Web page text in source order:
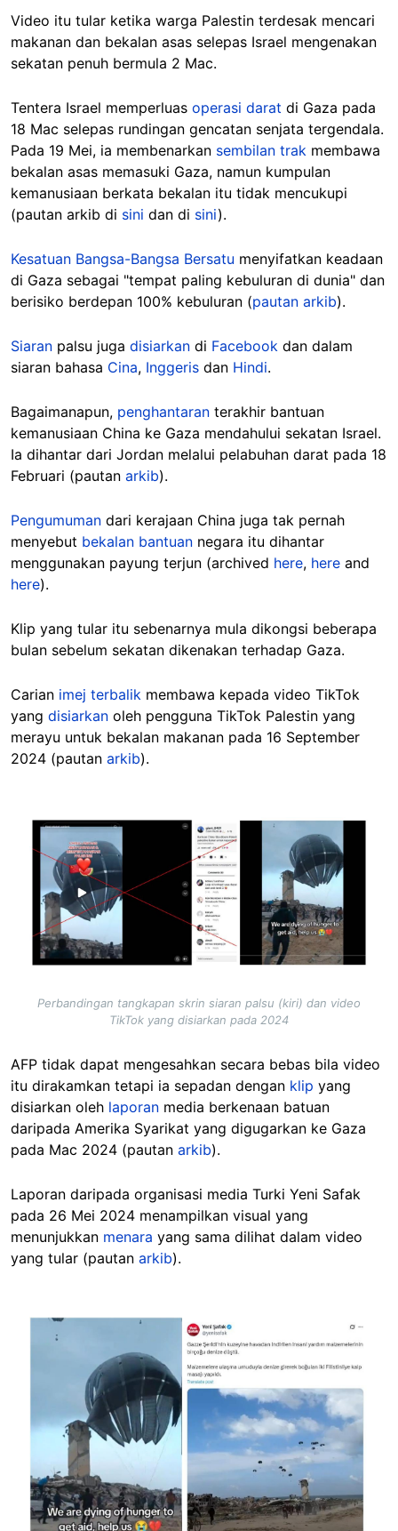
Video itu tular ketika warga Palestin terdesak mencari
makanan dan bekalan asas selepas Israel mengenakan
sekatan penuh bermula 2 Mac.
Tentera Israel memperluas operasi darat di Gaza pada
18 Mac selepas rundingan gencatan senjata tergendala.
Pada 19 Mei, ia membenarkan sembilan trak membawa
bekalan asas memasuki Gaza, namun kumpulan
kemanusiaan berkata bekalan itu tidak mencukupi
(pautan arkib di sini dan di sini).
Kesatuan Bangsa-Bangsa Bersatu menyifatkan keadaan
di Gaza sebagai "tempat paling kebuluran di dunia" dan
berisiko berdepan 100% kebuluran (pautan arkib).
Siaran palsu juga disiarkan di Facebook dan dalam
siaran bahasa Cina, Inggeris dan Hindi.
Bagaimanapun, penghantaran terakhir bantuan
kemanusiaan China ke Gaza mendahului sekatan Israel.
Ia dihantar dari Jordan melalui pelabuhan darat pada 18
Februari (pautan arkib).
Pengumuman dari kerajaan China juga tak pernah
menyebut bekalan bantuan negara itu dihantar
menggunakan payung terjun (archived here, here and
here).
Klip yang tular itu sebenarnya mula dikongsi beberapa
bulan sebelum sekatan dikenakan terhadap Gaza.
Carian imej terbalik membawa kepada video TikTok
yang disiarkan oleh pengguna TikTok Palestin yang
merayu untuk bekalan makanan pada 16 September
2024 (pautan arkib).
Image
Perbandingan tangkapan skrin siaran palsu (kiri) dan video
TikTok yang disiarkan pada 2024
AFP tidak dapat mengesahkan secara bebas bila video
itu dirakamkan tetapi ia sepadan dengan klip yang
disiarkan oleh laporan media berkenaan batuan
daripada Amerika Syarikat yang digugarkan ke Gaza
pada Mac 2024 (pautan arkib).
Laporan daripada organisasi media Turki Yeni Safak
pada 26 Mei 2024 menampilkan visual yang
menunjukkan menara yang sama dilihat dalam video
yang tular (pautan arkib).